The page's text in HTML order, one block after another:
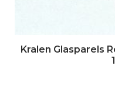
Kralen Glasparels